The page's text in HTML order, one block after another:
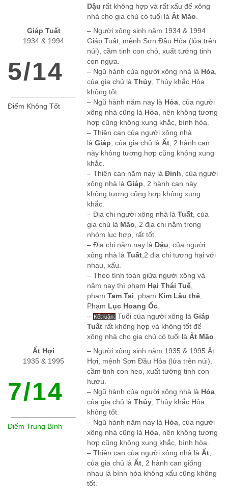
Dậu rất không hợp và rất xấu để xông
nhà cho gia chủ có tuổi là Ất Mão
Giáp Tuất
1934 & 1994
5/14
Điểm Không Tốt
– Người xông sinh năm 1934 & 1994
Giáp Tuất, mệnh Sơn Đầu Hỏa (lửa trên
núi), cầm tinh con chó, xuất tướng tinh
con ngựa.
– Ngũ hành của người xông nhà là Hỏa
của gia chủ là Thủy , Thủy khắc Hỏa
không tốt.
– Ngũ hành năm nay là Hỏa , của người
xông nhà cũng là Hỏa , nên không tương
hợp cũng không xung khắc, bình hòa.
– Thiên can của người xông nhà
là Giáp , của gia chủ là Ất , 2 hành can
này không tương hợp cũng không xung
khắc.
– Thiên can năm nay là Đinh , của người
xông nhà là Giáp , 2 hành can này
không tương cũng hợp không xung
khắc.
– Địa chi người xông nhà là Tuất , của
gia chủ là Mão , 2 địa chi nằm trong
nhóm lục hơp, rất tốt.
– Địa chi năm nay là Dậu , của người
xông nhà là Tuất ,2 địa chi tương hại với
nhau, xấu.
– Theo tính toán giữa người xông và
năm nay thì phạm Hại Thái Tuế
phạm Tam Tai , phạm Kim Lâu thê
Phạm Lục Hoang Ốc
– Kết luận: Tuổi của người xông là Giáp
Tuất rất không hợp và không tốt để
xông nhà cho gia chủ có tuổi là Ất Mão
Ất Hợi
1935 & 1995
7/14
Điểm Trung Bình
– Người xông sinh năm 1935 & 1995 Ất
Hợi, mệnh Sơn Đầu Hỏa (lửa trên núi),
cầm tinh con heo, xuất tướng tinh con
hươu.
– Ngũ hành của người xông nhà là Hỏa
của gia chủ là Thủy , Thủy khắc Hỏa
không tốt.
– Ngũ hành năm nay là Hỏa , của người
xông nhà cũng là Hỏa , nên không tương
hợp cũng không xung khắc, bình hòa.
– Thiên can của người xông nhà là Ất
của gia chủ là Ất , 2 hành can giống
nhau là bình hòa không xấu cũng không
tốt.